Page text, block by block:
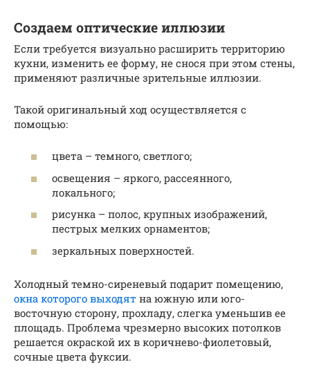
Создаем оптические иллюзии
Если требуется визуально расширить территорию
кухни, изменить ее форму, не снося при этом стены,
применяют различные зрительные иллюзии.
Такой оригинальный ход осуществляется с
помощью:
цвета – темного, светлого;
освещения – яркого, рассеянного,
локального;
рисунка – полос, крупных изображений,
пестрых мелких орнаментов;
зеркальных поверхностей.
Холодный темно-сиреневый подарит помещению,
окна которого выходят на южную или юго-
восточную сторону, прохладу, слегка уменьшив ее
площадь. Проблема чрезмерно высоких потолков
решается окраской их в коричнево-фиолетовый,
сочные цвета фуксии.